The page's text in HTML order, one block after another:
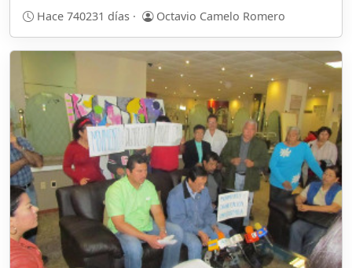
Hace 740231 días · Octavio Camelo Romero